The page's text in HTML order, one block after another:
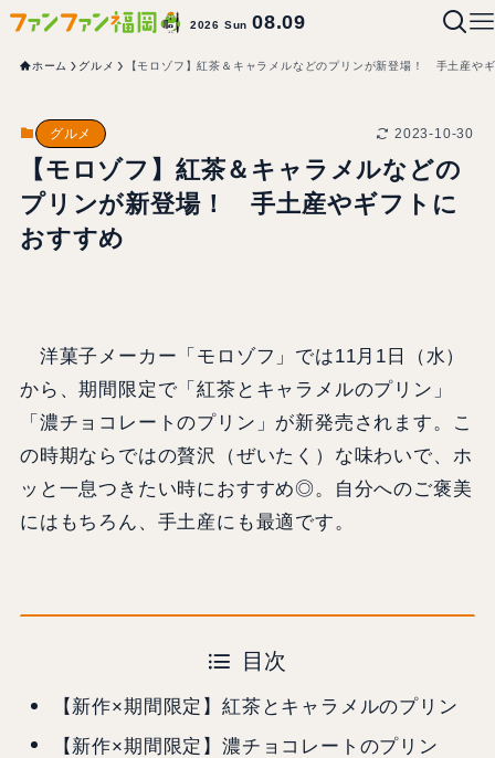
2026 Sun08.09
ホーム グルメ 【モロゾフ】紅茶＆キャラメルなどのプリンが新登場！ 手土産や
グルメ 2023-10-30
【モロゾフ】紅茶＆キャラメルなどの
プリンが新登場！ 手土産やギフトに
おすすめ
洋菓子メーカー「モロゾフ」では11月1日（水）
から、期間限定で「紅茶とキャラメルのプリン」
「濃チョコレートのプリン」が新発売されます。こ
の時期ならではの贅沢（ぜいたく）な味わいで、ホ
ッと一息つきたい時におすすめ◎。自分へのご褒美
にはもちろん、手土産にも最適です。
目次
【新作×期間限定】紅茶とキャラメルのプリン
【新作×期間限定】濃チョコレートのプリン